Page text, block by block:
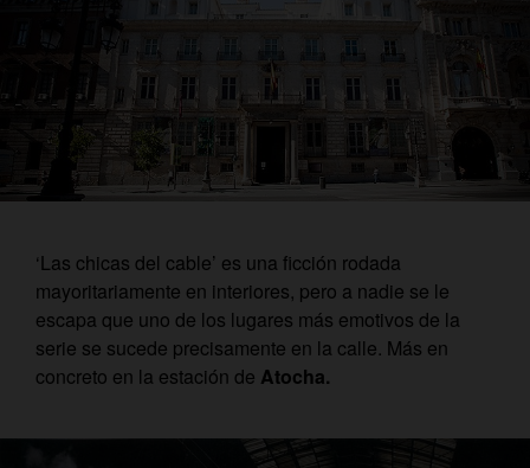
‘Las chicas del cable’ es una ficción rodada
mayoritariamente en interiores, pero a nadie se le
escapa que uno de los lugares más emotivos de la
serie se sucede precisamente en la calle. Más en
concreto en la estación de Atocha.